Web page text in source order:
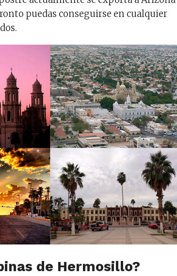
puedas conseguirse en cualquier
de Hermosillo?